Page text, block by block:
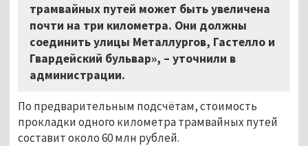
трамвайных путей может быть увеличена
почти на три километра. Они должны
соединить улицы Металлургов, Гастелло и
Гвардейский бульвар», – уточнили в
администрации.
По предварительным подсчётам, стоимость
прокладки одного километра трамвайных путей
составит около 60 млн рублей.